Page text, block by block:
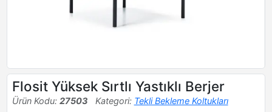
Flosit Yüksek Sırtlı Yastıklı Berjer
Ürün Kodu: 27503 Kategori: Tekli Bekleme Koltukları